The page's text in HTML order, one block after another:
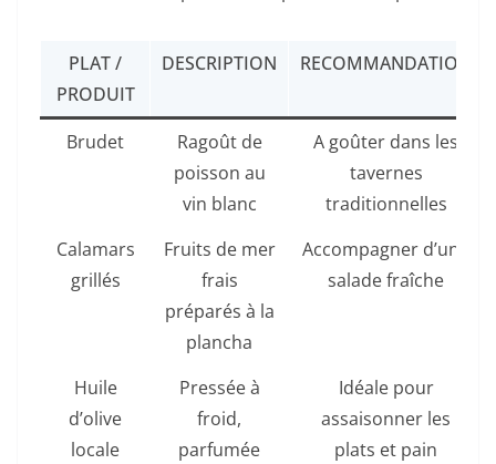
PLAT /
PRODUIT
DESCRIPTION RECOMMANDATION
Brudet
Ragoût de
poisson au
vin blanc
A goûter dans les
tavernes
traditionnelles
Calamars
grillés
Fruits de mer
frais
préparés à la
plancha
Accompagner d’une
salade fraîche
Huile
d’olive
locale
Pressée à
froid,
parfumée
Idéale pour
assaisonner les
plats et pain